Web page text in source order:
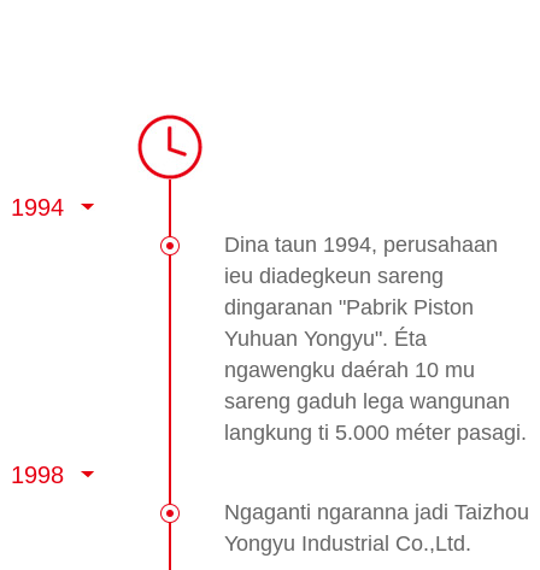
1994
Dina taun 1994, perusahaan
ieu diadegkeun sareng
dingaranan "Pabrik Piston
Yuhuan Yongyu". Éta
ngawengku daérah 10 mu
sareng gaduh lega wangunan
langkung ti 5.000 méter pasagi.
1998
Ngaganti ngaranna jadi Taizhou
Yongyu Industrial Co.,Ltd.